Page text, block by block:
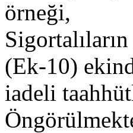
örneği,
(Ek-10)
iadeli